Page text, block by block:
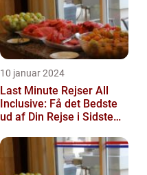
10 januar 2024
Last Minute Rejser All
Inclusive: Få det Bedste
ud af Din Rejse i Sidste